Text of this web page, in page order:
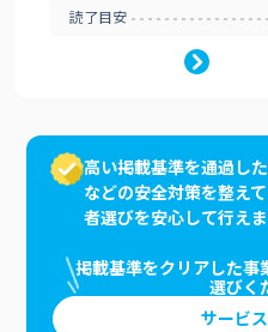
読了目安
高い掲載基準を通過し
などの安全対策を整え
者選びを安心して行えま
掲載基準をクリアした事
選びく
サービ